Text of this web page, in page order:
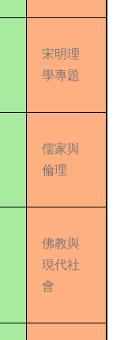
宋明理
學專題
儒家與
倫理
佛教與
現代社
會